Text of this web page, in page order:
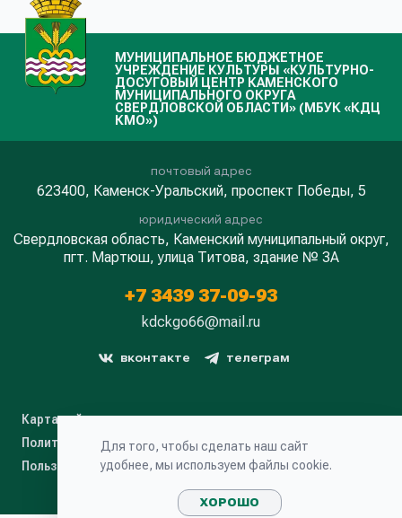
МУНИЦИПАЛЬНОЕ БЮДЖЕТНОЕ
УЧРЕЖДЕНИЕ КУЛЬТУРЫ «КУЛЬТУРНО-
ДОСУГОВЫЙ ЦЕНТР КАМЕНСКОГО
МУНИЦИПАЛЬНОГО ОКРУГА
СВЕРДЛОВСКОЙ ОБЛАСТИ» (МБУК «КДЦ
КМО»)
почтовый адрес
623400, Каменск-Уральский, проспект Победы, 5
юридический адрес
Свердловская область, Каменский муниципальный округ,
пгт. Мартюш, улица Титова, здание № 3А
+7 3439 37-09-93
kdckgo66@mail.ru
вконтакте телеграм
Карта сайта
Политика конфиденциальности
Пользовательское соглашение
Для того, чтобы сделать наш сайт
удобнее, мы используем файлы cookie.
ХОРОШО